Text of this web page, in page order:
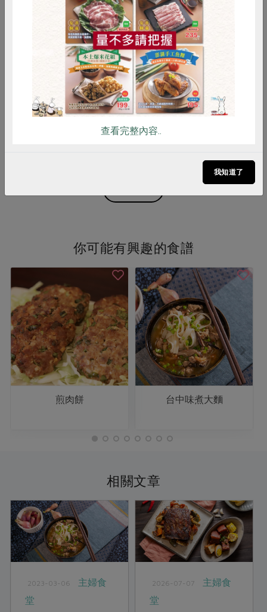
中央畜產有限公司
松阪肉300g(中央畜牧場)
300克
中央畜產有限公司
培根(五花肉片)-300g(中央畜
牧場)
300克
你可能有興趣的食譜
煎肉餅 台中味煮大麵
相關文章
2023-03-06
主婦食
堂
2026-07-07
主婦食
堂
RPET 食譜 減硝酸鹽
雞蛋 食安 共同購買
查看完整內容..
我知道了